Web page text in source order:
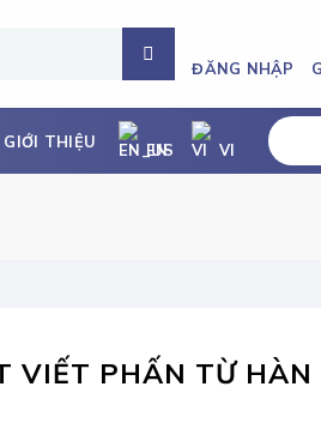
ĐĂNG NHẬP
GIỚI THIỆU EN VI
VIẾT PHẤN TỪ HÀN